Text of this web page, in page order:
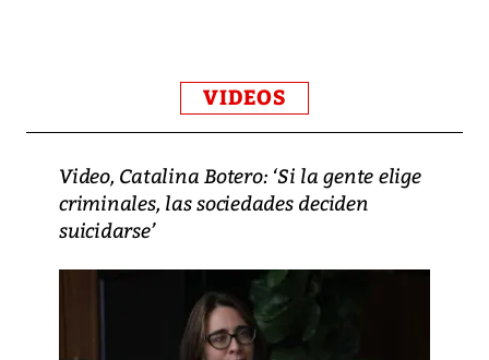
VIDEOS
Video, Catalina Botero: ‘Si la gente elige
criminales, las sociedades deciden
suicidarse’